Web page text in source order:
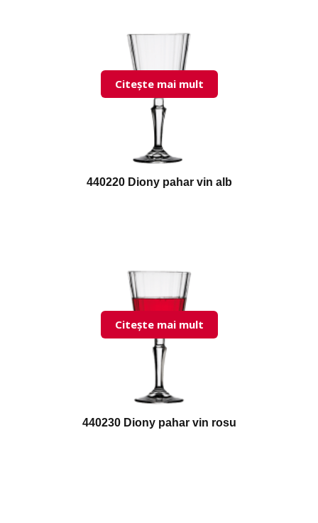
440220 Diony pahar vin alb
Citește mai mult
440230 Diony pahar vin rosu
Citește mai mult